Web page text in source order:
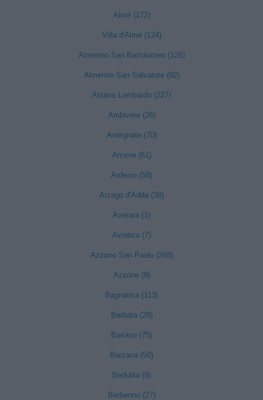
Almè (172)
Villa d'Almè (124)
Almenno San Bartolomeo (126)
Almenno San Salvatore (82)
Alzano Lombardo (227)
Ambivere (26)
Antegnate (70)
Arcene (61)
Ardesio (58)
Arzago d'Adda (38)
Averara (1)
Aviatico (7)
Azzano San Paolo (268)
Azzone (9)
Bagnatica (113)
Barbata (28)
Bariano (75)
Barzana (50)
Bedulita (8)
Berbenno (27)